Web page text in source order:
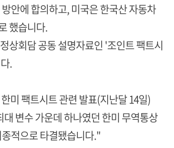
안에 합의하고, 미국은 한국산 자동차
했습니다.
상회담 공동 설명자료인 '조인트 팩트시
.
미 팩트시트 관련 발표(지난달 14일)
변수 가운데 하나였던 한미 무역통상
적으로 타결됐습니다."